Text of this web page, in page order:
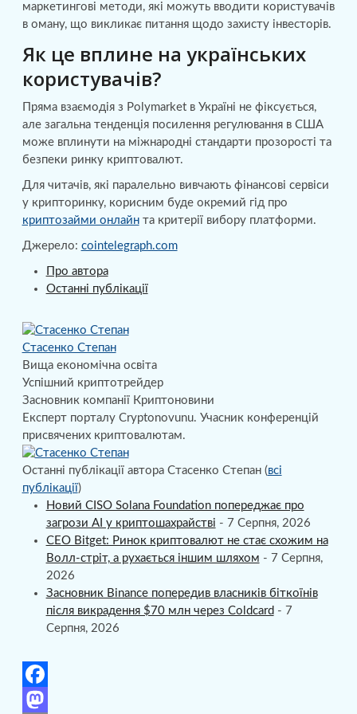
маркетингові методи, які можуть вводити користувачів
в оману, що викликає питання щодо захисту інвесторів.
Як це вплине на українських
користувачів?
Пряма взаємодія з Polymarket в Україні не фіксується,
але загальна тенденція посилення регулювання в США
може вплинути на міжнародні стандарти прозорості та
безпеки ринку криптовалют.
Для читачів, які паралельно вивчають фінансові сервіси
у крипторинку, корисним буде окремий гід про
криптозайми онлайнта критерії вибору платформи.
Джерело: cointelegraph.com
Про автора
Останні публікації
Стасенко Степан
Вища економічна освіта
Успішний криптотрейдер
Засновник компанії Криптоновини
Експерт порталу Cryptonovunu. Учасник конференцій
присвячених криптовалютам.
Останні публікації автора Стасенко Степан (всі
публікації)
Новий CISO Solana Foundation попереджає про
загрози AI у криптошахрайстві - 7 Серпня, 2026
CEO Bitget: Ринок криптовалют не стає схожим на
Волл-стріт, а рухається іншим шляхом - 7 Серпня,
2026
Засновник Binance попередив власників біткоїнів
після викрадення $70 млн через Coldcard - 7
Серпня, 2026
F